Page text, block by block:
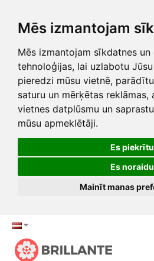
Mēs izmantojam
Mēs izmantojam sīkdatnes
tehnoloģijas, lai uzlabotu
pieredzi mūsu vietnē,
saturu un mērķētas reklāmas,
vietnes datplūsmu un
mūsu apmeklētāji.
Es piekrītu
Es noraidu
Mainīt manas